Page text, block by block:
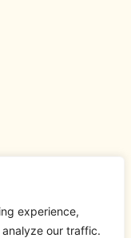
experience,
our traffic.